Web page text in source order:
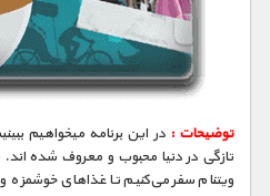
توضیحات :در این برنامه میخواهیم
تازگی در دنیا محبوب و معروف شده
ویتنام سفر می‌کنیم تا غذاهای خوشمزه